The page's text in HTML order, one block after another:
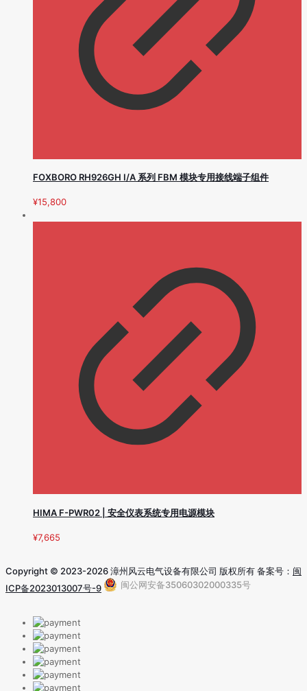
FOXBORO RH926GH I/A 系列 FBM 模块专用接线端子组件
¥15,800
HIMA F-PWR02 | 安全仪表系统专用电源模块
¥7,665
Copyright © 2023-2026 漳州风云电气设备有限公司 版权所有 备案号： 闽
ICP备2023013007号-9
闽公网安备35060302000335号